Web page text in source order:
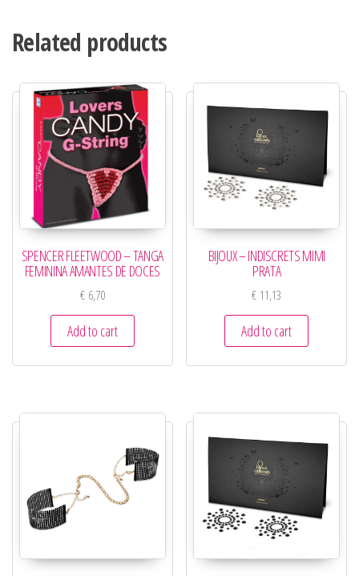
Related products
SPENCER FLEETWOOD – TANGA
FEMININA AMANTES DE DOCES
€6,70
Add to cart
BIJOUX – INDISCRETS MIMI
PRATA
€ 11,13
Add to cart